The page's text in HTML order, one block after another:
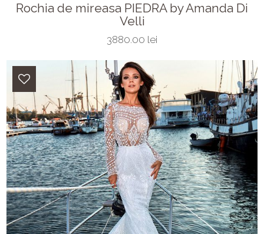
Rochia de mireasa PIEDRA by Amanda Di
Velli
3880.00 lei